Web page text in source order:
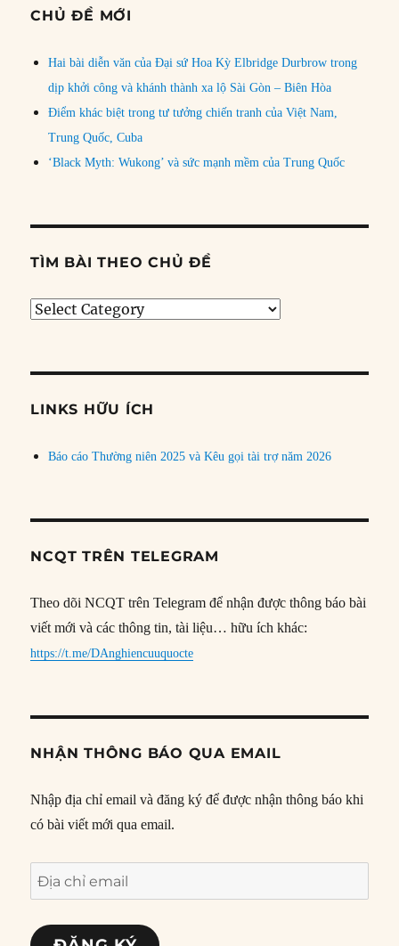
CHỦ ĐỀ MỚI
Hai bài diễn văn của Đại sứ Hoa Kỳ Elbridge Durbrow trong
dịp khởi công và khánh thành xa lộ Sài Gòn – Biên Hòa
Điểm khác biệt trong tư tưởng chiến tranh của Việt Nam,
Trung Quốc, Cuba
‘Black Myth: Wukong’ và sức mạnh mềm của Trung Quốc
TÌM BÀI THEO CHỦ ĐỀ
Tìm
đề
LINKS HỮU ÍCH
Báo cáo Thường niên 2025 và Kêu gọi tài trợ năm 2026
NCQT TRÊN TELEGRAM
Theo dõi NCQT trên Telegram để nhận được thông báo bài
viết mới và các thông tin, tài liệu… hữu ích khác:
https://t.me/DAnghiencuuquocte
NHẬN THÔNG BÁO QUA EMAIL
Nhập địa chỉ email và đăng ký để được nhận thông báo khi
có bài viết mới qua email.
Địa
chỉ
email